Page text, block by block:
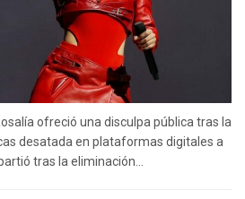
ofreció una disculpa pública tras la
desatada en plataformas digitales a
tras la eliminación...